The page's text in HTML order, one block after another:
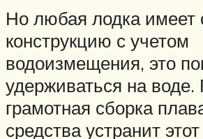
Но любая лодка имеет
конструкцию с учетом
водоизмещения, это
удерживаться на воде.
грамотная сборка
средства устранит